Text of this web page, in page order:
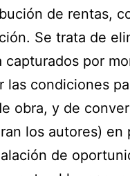
de rentas,
Se trata de
capturados por
las condiciones
obra, y de
los autores)
de